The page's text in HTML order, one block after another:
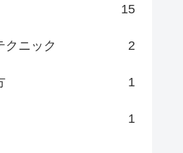
15
クニック 2
1
1